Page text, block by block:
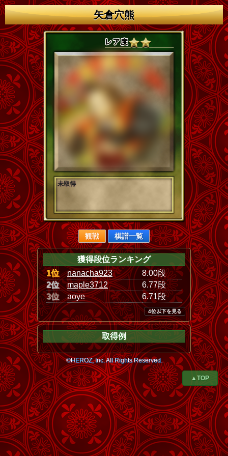
矢倉穴熊
未取得
観戦 棋譜一覧
獲得段位ランキング
1位
nanacha923
8.00段
2位
maple3712
6.77段
3位
aoye 6.71段
4位以下を見る
取得例
©HEROZ, Inc. All Rights Reserved.
▲TOP